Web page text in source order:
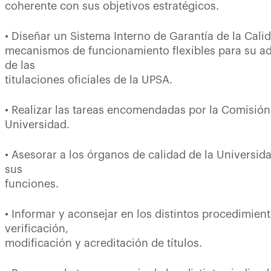
coherente con sus objetivos estratégicos.
• Diseñar un Sistema Interno de Garantía de la
mecanismos de funcionamiento flexibles para su
de las
titulaciones oficiales de la UPSA.
• Realizar las tareas encomendadas por la
Universidad.
• Asesorar a los órganos de calidad de la
sus
funciones.
• Informar y aconsejar en los distintos
verificación,
modificación y acreditación de títulos.